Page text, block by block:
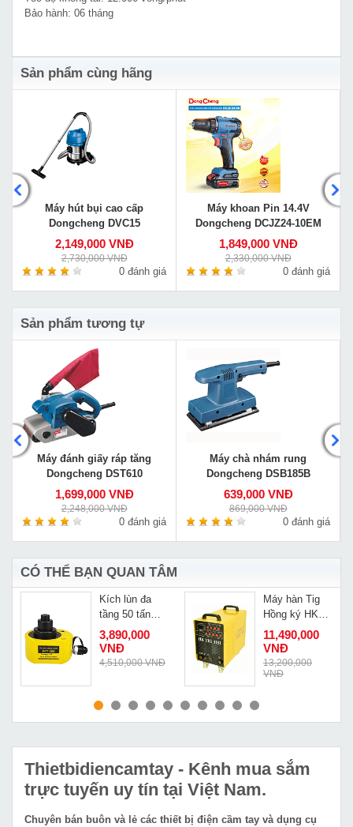
Bảo hành: 06 tháng
Sản phẩm cùng hãng
Máy hút bụi cao cấp
Dongcheng DVC15
2,149,000 VNĐ
2,730,000 VNĐ
0 đánh giá
Máy khoan Pin 14.4V
Dongcheng DCJZ24-10EM
1,849,000 VNĐ
2,330,000 VNĐ
0 đánh giá
Sản phẩm tương tự
Máy đánh giấy ráp tăng
Dongcheng DST610
1,699,000 VNĐ
2,248,000 VNĐ
0 đánh giá
Máy chà nhám rung
Dongcheng DSB185B
639,000 VNĐ
869,000 VNĐ
0 đánh giá
CÓ THỂ BẠN QUAN TÂM
MUA NGAY
Kích lùn đa
tầng 50 tấn
Changyou
FPY-50D
3,890,000
VNĐ
4,510,000 VNĐ
MUA NGAY
Máy hàn Tig
Hồng ký HK
TIG 315I
11,490,000
VNĐ
13,200,000
VNĐ
Thietbidiencamtay - Kênh mua sắm
trực tuyến uy tín tại Việt Nam.
Chuyên bán buôn và lẻ các thiết bị điện cầm tay và dụng cụ